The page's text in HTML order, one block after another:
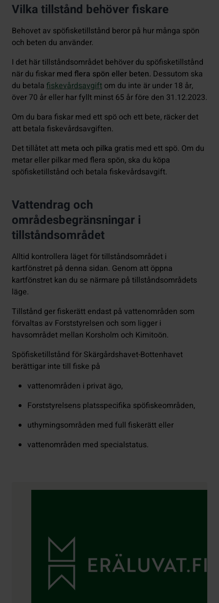
Vilka tillstånd behöver fiskare
Behovet av spöfisketillstånd beror på hur många spön
och beten du använder.
I det här tillståndsområdet behöver du spöfisketillstånd
när du fiskar med flera spön eller beten. Dessutom ska
du betala fiskevårdsavgift om du inte är under 18 år,
över 70 år eller har fyllt minst 65 år före den 31.12.2023.
Om du bara fiskar med ett spö och ett bete, räcker det
att betala fiskevårdsavgiften.
Det tillåtet att meta och pilka gratis med ett spö. Om du
metar eller pilkar med flera spön, ska du köpa
spöfisketillstånd och betala fiskevårdsavgift.
Vattendrag och
områdesbegränsningar i
tillståndsområdet
Alltid kontrollera läget för tillståndsområdet i
kartfönstret på denna sidan. Genom att öppna
kartfönstret kan du se närmare på tillståndsområdets
läge.
Tillstånd ger fiskerätt endast på vattenområden som
förvaltas av Forststyrelsen och som ligger i
havsområdet mellan Korsholm och Kimitoön.
Spöfisketillstånd för Skärgårdshavet-Bottenhavet
berättigar inte till fiske på
vattenområden i privat ägo,
Forststyrelsens platsspecifika spöfiskeområden,
uthyrningsområden med full fiskerätt eller
vattenområden med specialstatus.